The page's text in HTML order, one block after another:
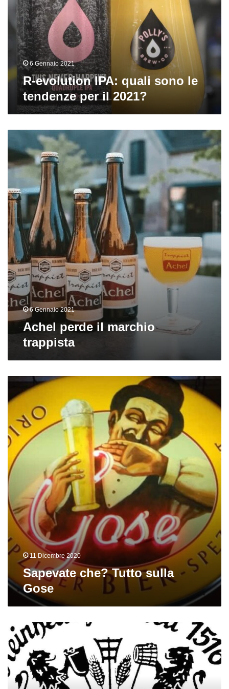
sono
tendenze
2021?
6 Gennaio 2021
R-evolution IPA: quali sono le
tendenze per il 2021?
perde
marchio
trappista
6 Gennaio 2021
Achel perde il marchio
trappista
Sapevate
che?
Tutto
Gose
11 Dicembre 2020
Sapevate che? Tutto sulla
Gose
Come
l’Editto
di
purezza
ha
cambiato